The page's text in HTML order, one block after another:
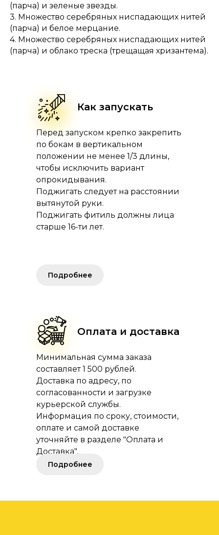
(парча) и зеленые звезды.
3. Множество серебряных ниспадающих нитей
(парча) и белое мерцание.
4. Множество серебряных ниспадающих нитей
(парча) и облако треска (трещащая хризантема).
Как запускать
Перед запуском крепко закрепить
по бокам в вертикальном
положении не менее 1/3 длины,
чтобы исключить вариант
опрокидывания.
Поджигать следует на расстоянии
вытянутой руки.
Поджигать фитиль должны лица
старше 16-ти лет.
Оплата и доставка
Минимальная сумма заказа
составляет 1 500 рублей.
Доставка по адресу, по
согласованности и загрузке
курьерской службы.
Информация по сроку, стоимости,
оплате и самой доставке
уточняйте в разделе "Оплата и
Доставка".
Подробнее
Подробнее